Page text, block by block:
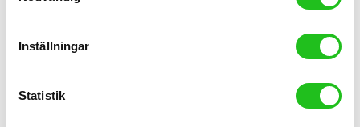
Inställningar
Statistik
Handtag Odi Sensus Swayze